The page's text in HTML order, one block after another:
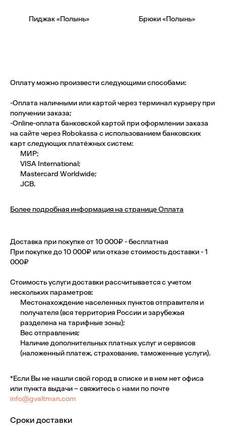
Пиджак «Полынь» Брюки «Полынь»
Оплату можно произвести следующими способами:
-Оплата наличными или картой через терминал курьеру при
получении заказа;
-Оnline-оплата банковской картой при оформлении заказа
на сайте через Robokassa с использованием банковских
карт следующих платёжных систем:
МИР;
VISA International;
Mastercard Worldwide;
JCB.
Более подробная информация на странице Оплата
Доставка при покупке от 10 000₽ -бесплатная
При покупке до 10 000₽ или отказе стоимость доставки -1
000₽
Стоимость услуги доставки рассчитывается с учетом
нескольких параметров:
Местонахождение населенных пунктов отправителя и
получателя (вся территория России и зарубежья
разделена на тарифные зоны);
Вес отправления;
Наличие дополнительных платных услуг и сервисов
(наложенный платеж, страхование, таможенные услуги).
*Если Вы не нашли свой город в списке и в нем нет офиса
или пункта выдачи – свяжитесь с нами по почте
info@gvaltman.com
Сроки доставки